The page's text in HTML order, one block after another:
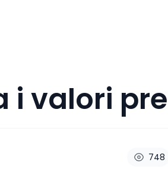
i valori
748